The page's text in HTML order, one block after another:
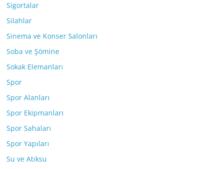
Sigortalar
Silahlar
Sinema ve Konser Salonları
Soba ve Şömine
Sokak Elemanları
Spor
Spor Alanları
Spor Ekipmanları
Spor Sahaları
Spor Yapıları
Su ve Atıksu